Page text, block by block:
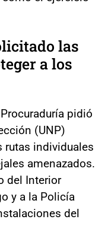
las
a los
pidió
(UNP)
rutas individuales
amenazados.
del Interior
y a la Policía
del